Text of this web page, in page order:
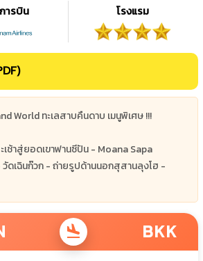
ารบิน โรงแรม
World ทะเลสาบคืนดาบ เมนูพิเศษ !!!
เช้าสู่ยอดเขาฟานซีปัน - Moana Sapa
ดเฉินก๊วก - ถ่ายรูปด้านนอกสุสานลุงโฮ -
flight_land BKK